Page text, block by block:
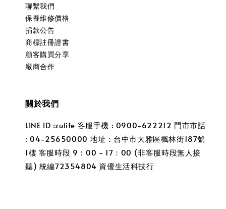
聯繫我們
保養維修價格
捐款公告
商標註冊證書
顧客購買分享
廠商合作
關於我們
LINE ID :zulife 客服手機 : 0900-622212 門市市話
: 04-25650000 地址：台中市大雅區楓林街187號
1樓 客服時段 9：00 ~ 17：00 (非客服時段無人接
聽) 統編72354804 資優生活科技行